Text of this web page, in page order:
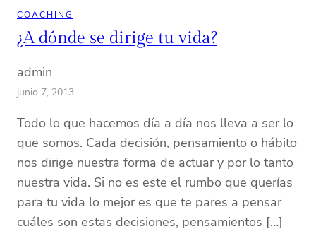
COACHING
¿A dónde se dirige tu vida?
admin
junio 7, 2013
Todo lo que hacemos día a día nos lleva a ser lo
que somos. Cada decisión, pensamiento o hábito
nos dirige nuestra forma de actuar y por lo tanto
nuestra vida. Si no es este el rumbo que querías
para tu vida lo mejor es que te pares a pensar
cuáles son estas decisiones, pensamientos […]